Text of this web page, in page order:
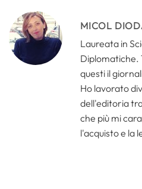
MICOL
Laureata in
Diplomatiche.
questi il
Ho lavorato
dell'editoria
che più mi
l'acquisto e la